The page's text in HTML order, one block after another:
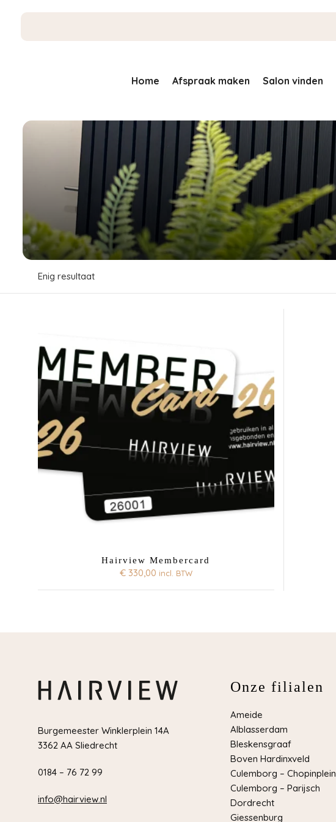
Home Afspraak maken Salon vinden
Enig resultaat
Hairview Membercard
€330,00 incl. BTW
Burgemeester Winklerplein 14A
3362 AA Sliedrecht
0184 – 76 72 99
info@hairview.nl
Onze filialen
Ameide
Alblasserdam
Bleskensgraaf
Boven Hardinxveld
Culemborg – Chopinplein
Culemborg – Parijsch
Dordrecht
Giessenburg